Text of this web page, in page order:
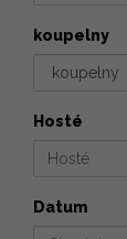
koupelny
Hosté
Datum